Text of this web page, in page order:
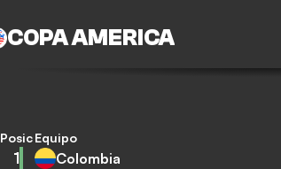
COPA AMERICA
PosiciónEquipo
1 Colombia